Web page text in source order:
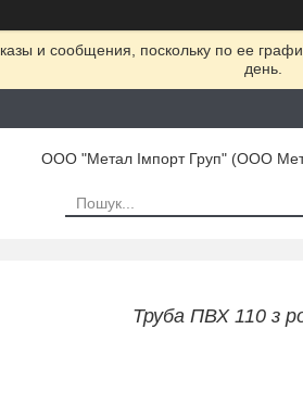
и сообщения, поскольку по ее
день.
ООО "Метал Імпорт Груп" (ООО
Труба ПВХ 110 з